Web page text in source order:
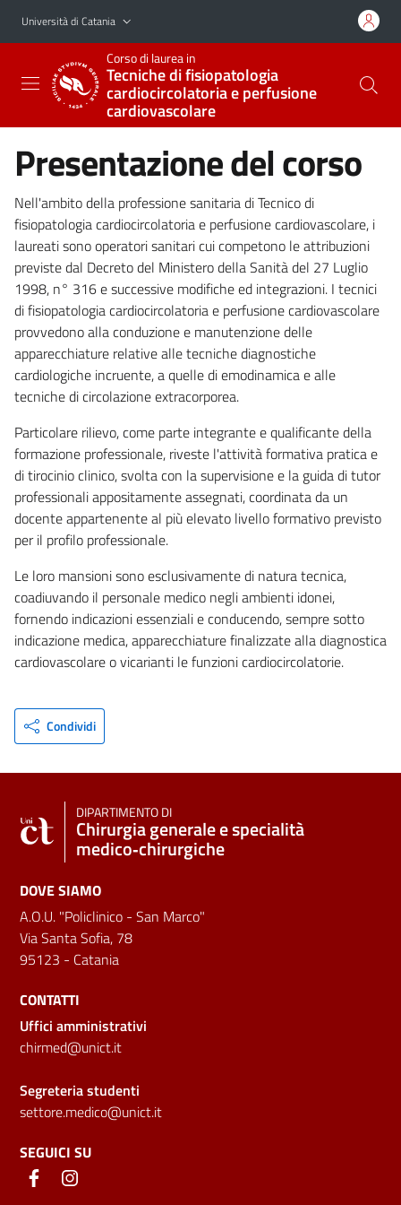
Vai al contenuto principale
Vai al menu di navigazione
Università di Catania
Corso di laurea in
Tecniche di fisiopatologia
cardiocircolatoria e perfusione
cardiovascolare
Presentazione del corso
Nell'ambito della professione sanitaria di Tecnico di
fisiopatologia cardiocircolatoria e perfusione cardiovascolare, i
laureati sono operatori sanitari cui competono le attribuzioni
previste dal Decreto del Ministero della Sanità del 27 Luglio
1998, n° 316 e successive modifiche ed integrazioni. I tecnici
di fisiopatologia cardiocircolatoria e perfusione cardiovascolare
provvedono alla conduzione e manutenzione delle
apparecchiature relative alle tecniche diagnostiche
cardiologiche incruente, a quelle di emodinamica e alle
tecniche di circolazione extracorporea.
Particolare rilievo, come parte integrante e qualificante della
formazione professionale, riveste l'attività formativa pratica e
di tirocinio clinico, svolta con la supervisione e la guida di tutor
professionali appositamente assegnati, coordinata da un
docente appartenente al più elevato livello formativo previsto
per il profilo professionale.
Le loro mansioni sono esclusivamente di natura tecnica,
coadiuvando il personale medico negli ambienti idonei,
fornendo indicazioni essenziali e conducendo, sempre sotto
indicazione medica, apparecchiature finalizzate alla diagnostica
cardiovascolare o vicarianti le funzioni cardiocircolatorie.
Condividi
DIPARTIMENTO DI
Chirurgia generale e specialità
medico‑chirurgiche
DOVE SIAMO
A.O.U. "Policlinico - San Marco"
Via Santa Sofia, 78
95123 - Catania
CONTATTI
Uffici amministrativi
chirmed@unict.it
Segreteria studenti
settore.medico@unict.it
SEGUICI SU